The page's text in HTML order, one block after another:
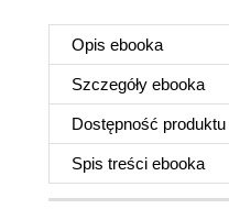
Opis ebooka
Szczegóły ebooka
Dostępność produktu
Spis treści ebooka